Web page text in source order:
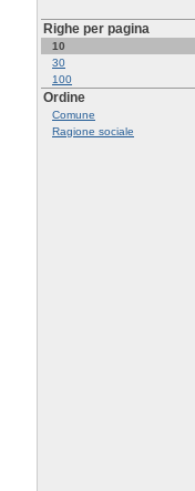
Righe per pagina
10
30
100
Ordine
Comune
Ragione sociale